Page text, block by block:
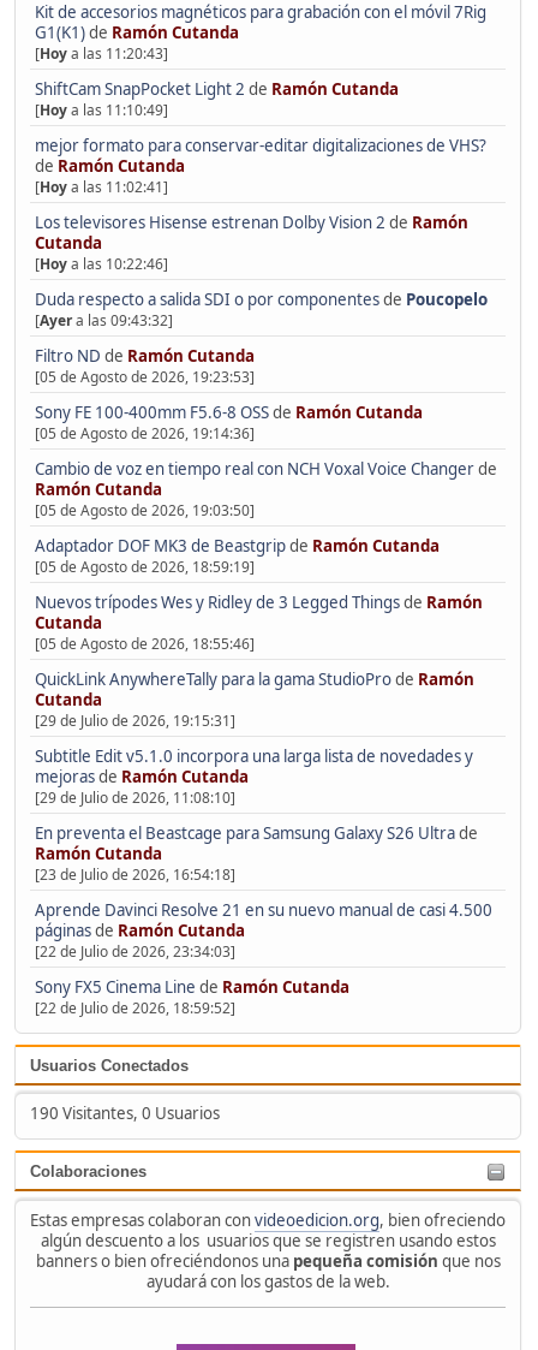
Kit de accesorios magnéticos para grabación con el móvil 7Rig
G1(K1)de Ramón Cutanda
[Hoya las 11:20:43]
ShiftCam SnapPocket Light 2 de Ramón Cutanda
[Hoya las 11:10:49]
mejor formato para conservar-editar digitalizaciones de VHS?
de Ramón Cutanda
[Hoya las 11:02:41]
Los televisores Hisense estrenan Dolby Vision 2 de Ramón
Cutanda
[Hoya las 10:22:46]
Duda respecto a salida SDI o por componentesde Poucopelo
[Ayera las 09:43:32]
Filtro ND de Ramón Cutanda
[05 de Agosto de 2026, 19:23:53]
Sony FE 100-400mm F5.6-8 OSSde Ramón Cutanda
[05 de Agosto de 2026, 19:14:36]
Cambio de voz en tiempo real con NCH Voxal Voice Changerde
Ramón Cutanda
[05 de Agosto de 2026, 19:03:50]
Adaptador DOF MK3 de Beastgripde Ramón Cutanda
[05 de Agosto de 2026, 18:59:19]
Nuevos trípodes Wes y Ridley de 3 Legged Thingsde Ramón
Cutanda
[05 de Agosto de 2026, 18:55:46]
QuickLink AnywhereTally para la gama StudioProde Ramón
Cutanda
[29 de Julio de 2026, 19:15:31]
Subtitle Edit v5.1.0 incorpora una larga lista de novedades y
mejorasde Ramón Cutanda
[29 de Julio de 2026, 11:08:10]
En preventa el Beastcage para Samsung Galaxy S26 Ultrade
Ramón Cutanda
[23 de Julio de 2026, 16:54:18]
Aprende Davinci Resolve 21 en su nuevo manual de casi 4.500
páginasde Ramón Cutanda
[22 de Julio de 2026, 23:34:03]
Sony FX5 Cinema Line de Ramón Cutanda
[22 de Julio de 2026, 18:59:52]
Usuarios Conectados
190 Visitantes, 0 Usuarios
Colaboraciones
Estas empresas colaboran convideoedicion.org, bien ofreciendo
algún descuento a los usuarios que se registren usando estos
banners o bien ofreciéndonos una pequeña comisión que nos
ayudará con los gastos de la web.